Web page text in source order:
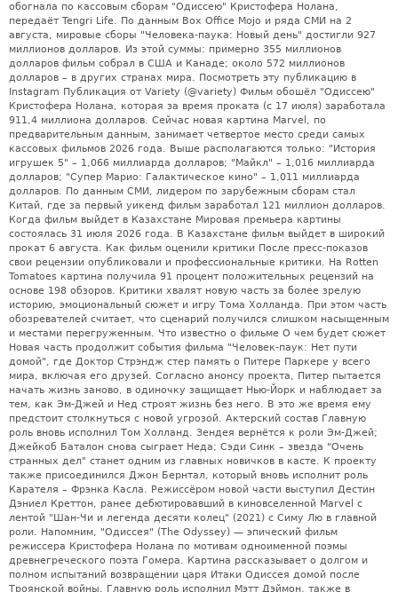
обогнала по кассовым сборам "Одиссею" Кристофера Нолана,
передаёт Tengri Life. По данным Box Office Mojo и ряда СМИ на 2
августа, мировые сборы "Человека-паука: Новый день" достигли 927
миллионов долларов. Из этой суммы: примерно 355 миллионов
долларов фильм собрал в США и Канаде; около 572 миллионов
долларов – в других странах мира. Посмотреть эту публикацию в
Instagram Публикация от Variety (@variety) Фильм обошёл "Одиссею"
Кристофера Нолана, которая за время проката (с 17 июля) заработала
911,4 миллиона долларов. Сейчас новая картина Marvel, по
предварительным данным, занимает четвертое место среди самых
кассовых фильмов 2026 года. Выше располагаются только: "История
игрушек 5" – 1,066 миллиарда долларов; "Майкл" – 1,016 миллиарда
долларов; "Супер Марио: Галактическое кино" – 1,011 миллиарда
долларов. По данным СМИ, лидером по зарубежным сборам стал
Китай, где за первый уикенд фильм заработал 121 миллион долларов.
Когда фильм выйдет в Казахстане Мировая премьера картины
состоялась 31 июля 2026 года. В Казахстане фильм выйдет в широкий
прокат 6 августа. Как фильм оценили критики После пресс-показов
свои рецензии опубликовали и профессиональные критики. На Rotten
Tomatoes картина получила 91 процент положительных рецензий на
основе 198 обзоров. Критики хвалят новую часть за более зрелую
историю, эмоциональный сюжет и игру Тома Холланда. При этом часть
обозревателей считает, что сценарий получился слишком насыщенным
и местами перегруженным. Что известно о фильме О чем будет сюжет
Новая часть продолжит события фильма "Человек-паук: Нет пути
домой", где Доктор Стрэндж стер память о Питере Паркере у всего
мира, включая его друзей. Согласно анонсу проекта, Питер пытается
начать жизнь заново, в одиночку защищает Нью-Йорк и наблюдает за
тем, как Эм-Джей и Нед строят жизнь без него. В это же время ему
предстоит столкнуться с новой угрозой. Актерский состав Главную
роль вновь исполнил Том Холланд. Зендея вернётся к роли Эм-Джей;
Джейкоб Баталон снова сыграет Неда; Сэди Синк – звезда "Очень
странных дел" станет одним из главных новичков в касте. К проекту
также присоединился Джон Бернтал, который вновь исполнит роль
Карателя – Фрэнка Касла. Режиссёром новой части выступил Дестин
Дэниел Креттон, ранее дебютировавший в киновселенной Marvel с
лентой "Шан-Чи и легенда десяти колец" (2021) с Симу Лю в главной
роли. Напомним, "Одиссея" (The Odyssey) — эпический фильм
режиссера Кристофера Нолана по мотивам одноименной поэмы
древнегреческого поэта Гомера. Картина рассказывает о долгом и
полном испытаний возвращении царя Итаки Одиссея домой после
Троянской войны. Главную роль исполнил Мэтт Дэймон, также в